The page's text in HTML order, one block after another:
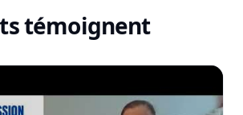
témoignent